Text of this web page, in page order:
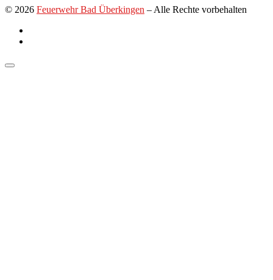
© 2026 Feuerwehr Bad Überkingen – Alle Rechte vorbehalten